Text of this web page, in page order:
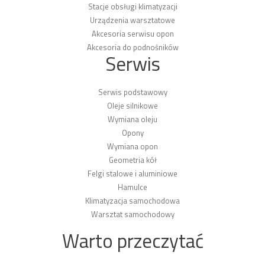
Stacje obsługi klimatyzacji
Urządzenia warsztatowe
Akcesoria serwisu opon
Akcesoria do podnośników
Serwis
Serwis podstawowy
Oleje silnikowe
Wymiana oleju
Opony
Wymiana opon
Geometria kół
Felgi stalowe i aluminiowe
Hamulce
Klimatyzacja samochodowa
Warsztat samochodowy
Warto przeczytać